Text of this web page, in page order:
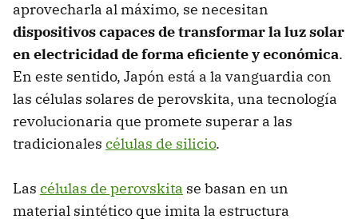
aprovecharla al máximo, se necesitan
dispositivos capaces de transformar la luz solar
en electricidad de forma eficiente y económica.
En este sentido, Japón está a la vanguardia con
las células solares de perovskita, una tecnología
revolucionaria que promete superar a las
tradicionales células de silicio.
Las células de perovskita se basan en un
material sintético que imita la estructura